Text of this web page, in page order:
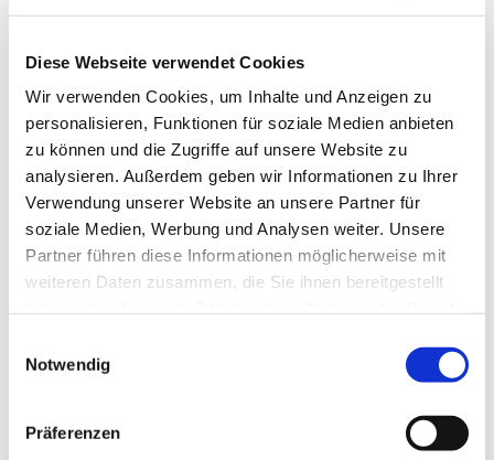
Diese Webseite verwendet Cookies
Wir verwenden Cookies, um Inhalte und Anzeigen zu
personalisieren, Funktionen für soziale Medien anbieten
zu können und die Zugriffe auf unsere Website zu
analysieren. Außerdem geben wir Informationen zu Ihrer
Verwendung unserer Website an unsere Partner für
soziale Medien, Werbung und Analysen weiter. Unsere
Partner führen diese Informationen möglicherweise mit
weiteren Daten zusammen, die Sie ihnen bereitgestellt
Notwendig
Präferenzen
um Liselotte schon Ende letzten Jahres
beschlossen, den Keller schöner und
einladender zu gestalten. Mit der Streichaktion
ist nun der erste Schritt getan. Während unten
fleißig die Malerrollen geschwungen wurden,
sorgte Pfarrer Reichardt oben in der Küche für
das leibliche Wohl.
Die Aktion war ein voller Erfolg. Bald schon soll
es weiter gehen bei den "Kellerkindern" und der
neue Jugendkeller Gestalt annehmen.
mitgestalten möchte, ist herzlich dazu